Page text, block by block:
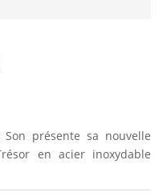
présente sa nouvelle
en acier inoxydable